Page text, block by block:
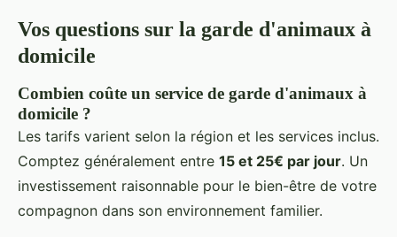
Vos questions sur la garde d'animaux à
domicile
Combien coûte un service de garde d'animaux à
domicile ?
Les tarifs varient selon la région et les services inclus.
Comptez généralement entre 15 et 25€ par jour. Un
investissement raisonnable pour le bien-être de votre
compagnon dans son environnement familier.